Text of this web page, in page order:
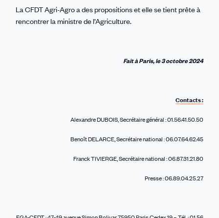
La CFDT Agri-Agro a des propositions et elle se tient prête à
rencontrer la ministre de l’Agriculture.
Fait à Paris, le 3 octobre 2024
Contacts :
Alexandre DUBOIS, Secrétaire général : 01.56.41.50.50
Benoît DELARCE, Secrétaire national : 06.07.64.62.45
Franck TIVIERGE, Secrétaire national : 06.87.31.21.80
Presse : 06.89.04.25.27